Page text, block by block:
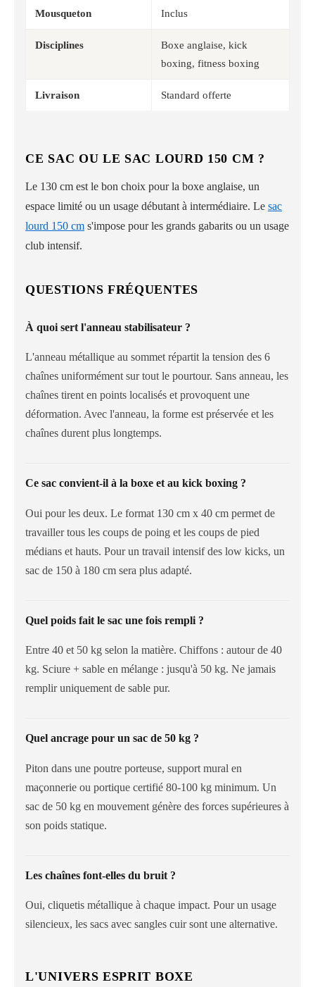
Mousqueton Inclus
Disciplines
Boxe anglaise, kick
boxing, fitness boxing
Livraison Standard offerte
CE SAC OU LE SAC LOURD 150 CM ?
Le 130 cm est le bon choix pour la boxe anglaise, un
espace limité ou un usage débutant à intermédiaire. Le sac
lourd 150 cm s'impose pour les grands gabarits ou un usage
club intensif.
QUESTIONS FRÉQUENTES
À quoi sert l'anneau stabilisateur ?
L'anneau métallique au sommet répartit la tension des 6
chaînes uniformément sur tout le pourtour. Sans anneau, les
chaînes tirent en points localisés et provoquent une
déformation. Avec l'anneau, la forme est préservée et les
chaînes durent plus longtemps.
Ce sac convient-il à la boxe et au kick boxing ?
Oui pour les deux. Le format 130 cm x 40 cm permet de
travailler tous les coups de poing et les coups de pied
médians et hauts. Pour un travail intensif des low kicks, un
sac de 150 à 180 cm sera plus adapté.
Quel poids fait le sac une fois rempli ?
Entre 40 et 50 kg selon la matière. Chiffons : autour de 40
kg. Sciure + sable en mélange : jusqu'à 50 kg. Ne jamais
remplir uniquement de sable pur.
Quel ancrage pour un sac de 50 kg ?
Piton dans une poutre porteuse, support mural en
maçonnerie ou portique certifié 80-100 kg minimum. Un
sac de 50 kg en mouvement génère des forces supérieures à
son poids statique.
Les chaînes font-elles du bruit ?
Oui, cliquetis métallique à chaque impact. Pour un usage
silencieux, les sacs avec sangles cuir sont une alternative.
L'UNIVERS ESPRIT BOXE